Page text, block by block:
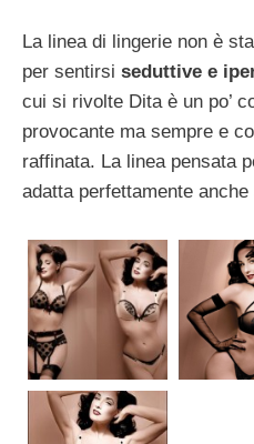
La linea di lingerie non è
per sentirsi seduttive e
cui si rivolte Dita è un po’
provocante ma sempre e
raffinata. La linea pensata
adatta perfettamente